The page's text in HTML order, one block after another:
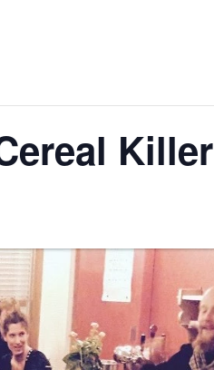
Killer